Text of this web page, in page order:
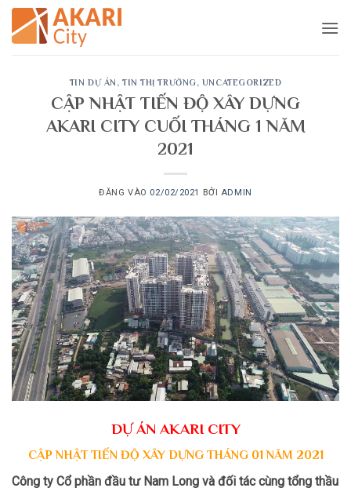
Bỏ
qua
nội
TIN DỰ ÁN , TIN THỊ TRƯỜNG, UNCATEGORIZED
CẬP NHẬT TIẾN ĐỘ XÂY DỰNG
AKARI CITY CUỐI THÁNG 1 NĂM
2021
ĐĂNG VÀO 02/02/2021 BỞI ADMIN
DỰ ÁN AKARI CITY
CẬP NHẬT TIẾN ĐỘ XÂY DỰNG THÁNG 01 NĂM 2021
Công ty Cổ phần đầu tư Nam Long và đối tác cùng tổng thầu